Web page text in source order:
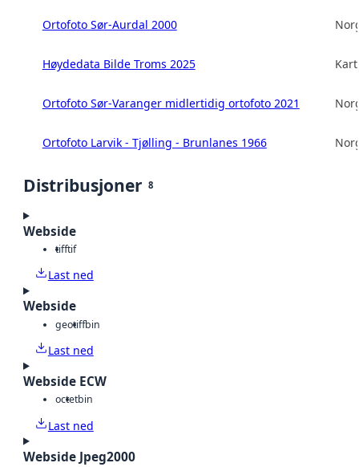
Ortofoto Sør-Aurdal 2000
Høydedata Bilde Troms 2025
Ortofoto Sør-Varanger midlertidig ortofoto 2021
Ortofoto Larvik - Tjølling - Brunlanes 1966
Distribusjoner 8
Webside
tifftif
Last ned
Webside
geotiffbin
Last ned
Webside ECW
octetbin
Last ned
Webside Jpeg2000